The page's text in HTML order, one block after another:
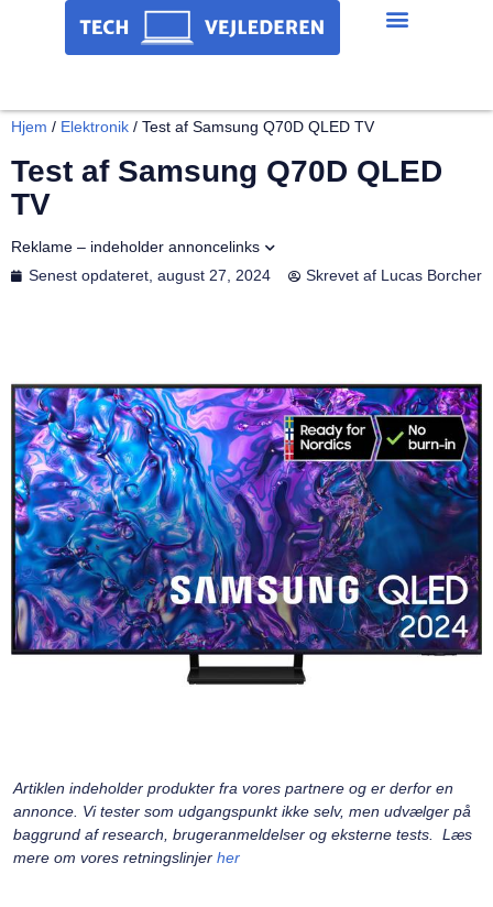
Hjem / Elektronik / Test af Samsung Q70D QLED TV
Test af Samsung Q70D QLED
TV
Senest opdateret, august 27, 2024 Skrevet af Lucas Borcher
Reklame – indeholder annoncelinks
Artiklen indeholder produkter fra vores partnere og er derfor en
annonce. Vi tester som udgangspunkt ikke selv, men udvælger på
baggrund af research, brugeranmeldelser og eksterne tests. Læs
mere om vores retningslinjer her